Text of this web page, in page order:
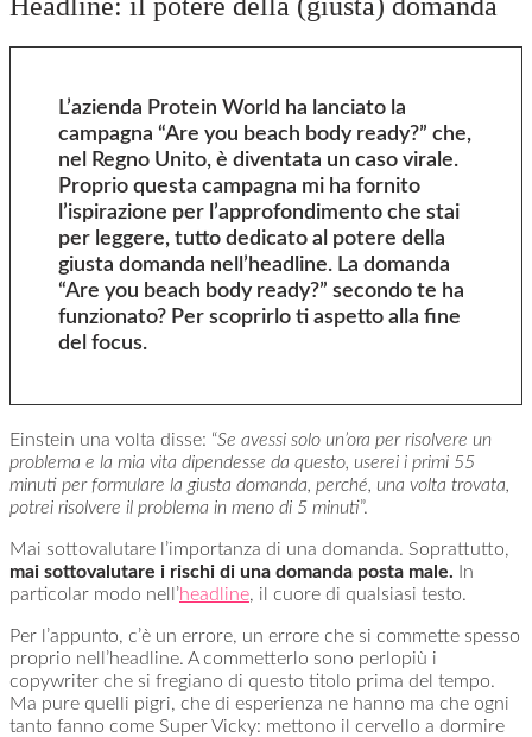
L’azienda Protein World ha lanciato la
campagna “Are you beach body ready?” che,
nel Regno Unito, è diventata un caso virale.
Proprio questa campagna mi ha fornito
l’ispirazione per l’approfondimento che stai
per leggere, tutto dedicato al potere della
giusta domanda nell’headline. La domanda
“Are you beach body ready?” secondo te ha
funzionato? Per scoprirlo ti aspetto alla fine
del focus.
Einstein una volta disse: “Se avessi solo un’ora per risolvere un
problema e la mia vita dipendesse da questo, userei i primi 55
minuti per formulare la giusta domanda, perché, una volta trovata,
potrei risolvere il problema in meno di 5 minuti”.
Mai sottovalutare l’importanza di una domanda. Soprattutto,
mai sottovalutare i rischi di una domanda posta male. In
particolar modo nell’headline, il cuore di qualsiasi testo.
Per l’appunto, c’è un errore, un errore che si commette spesso
proprio nell’headline. A commetterlo sono perlopiù i
copywriter che si fregiano di questo titolo prima del tempo.
Ma pure quelli pigri, che di esperienza ne hanno ma che ogni
tanto fanno come Super Vicky: mettono il cervello a dormire